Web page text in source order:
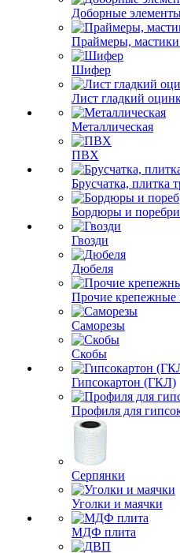
Доборные
Праймеры,
Шифер
Лист гладкий
Металлическая
ПВХ
Брусчатка, плитка
Бордюры и
Гвозди
Дюбеля
Прочие крепежные
Саморезы
Скобы
Гипсокартон (ГКЛ)
Профиля для
Серпянки
Уголки и маячки
МДФ плита